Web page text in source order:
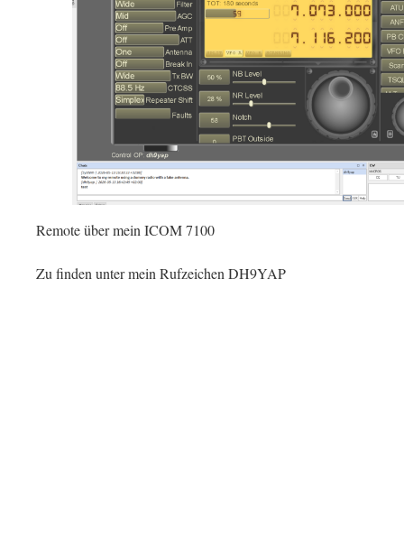
Remote über mein ICOM 7100
Zu finden unter mein Rufzeichen DH9YAP